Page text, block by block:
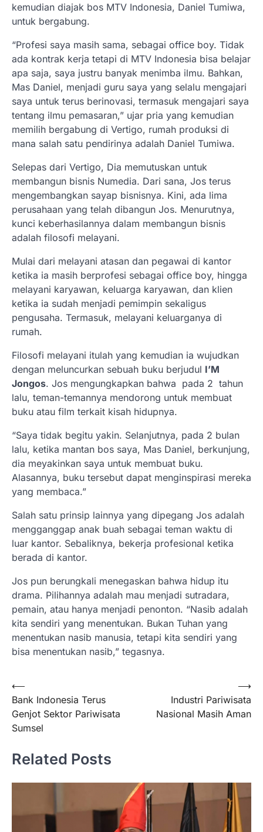
kemudian diajak bos MTV Indonesia, Daniel Tumiwa,
untuk bergabung.
“Profesi saya masih sama, sebagai office boy. Tidak
ada kontrak kerja tetapi di MTV Indonesia bisa belajar
apa saja, saya justru banyak menimba ilmu. Bahkan,
Mas Daniel, menjadi guru saya yang selalu mengajari
saya untuk terus berinovasi, termasuk mengajari saya
tentang ilmu pemasaran,” ujar pria yang kemudian
memilih bergabung di Vertigo, rumah produksi di
mana salah satu pendirinya adalah Daniel Tumiwa.
Selepas dari Vertigo, Dia memutuskan untuk
membangun bisnis Numedia. Dari sana, Jos terus
mengembangkan sayap bisnisnya. Kini, ada lima
perusahaan yang telah dibangun Jos. Menurutnya,
kunci keberhasilannya dalam membangun bisnis
adalah filosofi melayani.
Mulai dari melayani atasan dan pegawai di kantor
ketika ia masih berprofesi sebagai office boy, hingga
melayani karyawan, keluarga karyawan, dan klien
ketika ia sudah menjadi pemimpin sekaligus
pengusaha. Termasuk, melayani keluarganya di
rumah.
Filosofi melayani itulah yang kemudian ia wujudkan
dengan meluncurkan sebuah buku berjudul I’M
Jongos. Jos mengungkapkan bahwa pada 2 tahun
lalu, teman-temannya mendorong untuk membuat
buku atau film terkait kisah hidupnya.
“Saya tidak begitu yakin. Selanjutnya, pada 2 bulan
lalu, ketika mantan bos saya, Mas Daniel, berkunjung,
dia meyakinkan saya untuk membuat buku.
Alasannya, buku tersebut dapat menginspirasi mereka
yang membaca.”
Salah satu prinsip lainnya yang dipegang Jos adalah
mengganggap anak buah sebagai teman waktu di
luar kantor. Sebaliknya, bekerja profesional ketika
berada di kantor.
Jos pun berungkali menegaskan bahwa hidup itu
drama. Pilihannya adalah mau menjadi sutradara,
pemain, atau hanya menjadi penonton. “Nasib adalah
kita sendiri yang menentukan. Bukan Tuhan yang
menentukan nasib manusia, tetapi kita sendiri yang
bisa menentukan nasib,” tegasnya.
Navigasi
pos
⟵
Bank Indonesia Terus
Genjot Sektor Pariwisata
Sumsel
Industri Pariwisata
Nasional Masih Aman
⟶
Related Posts